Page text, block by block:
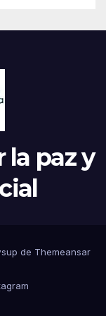
la paz y
de Themeansar